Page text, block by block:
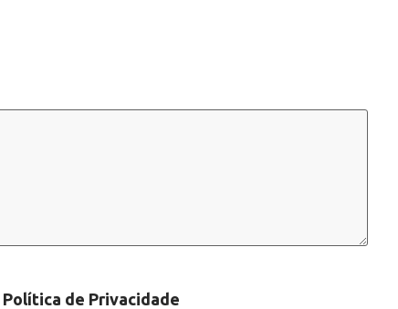
Política de Privacidade